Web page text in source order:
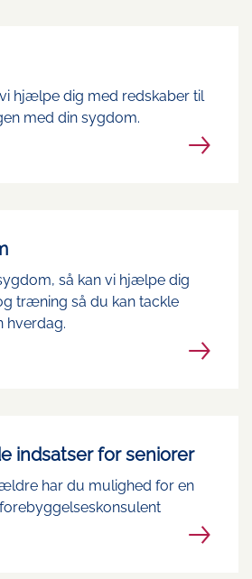
vi hjælpe dig med redskaber til
med din sygdom.
så kan vi hjælpe dig
træning så du kan tackle
hverdag.
indsatser for seniorer
har du mulighed for en